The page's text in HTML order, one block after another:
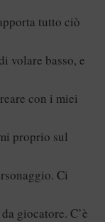
tutto ciò
volare basso, e
con i miei
proprio sul
Ci
giocatore. C’è